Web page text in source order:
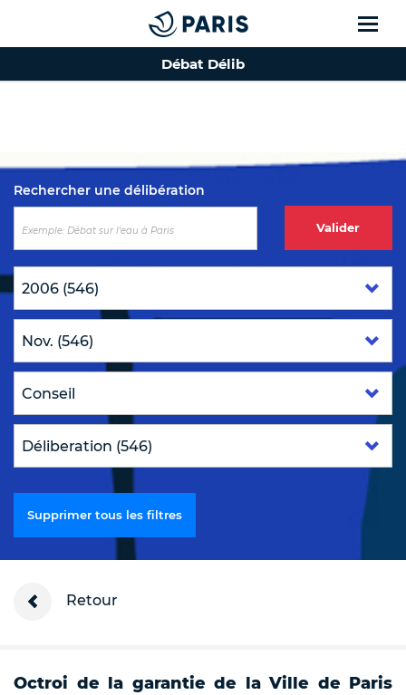
Top of the page
Débat Délib
Rechercher une délibération
Valider
Supprimer tous les filtres
Retour
Octroi de la garantie de la Ville de Paris